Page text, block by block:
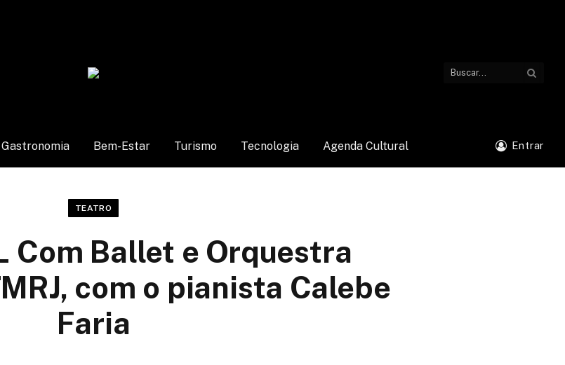
Gastronomia Bem-Estar Turismo Tecnologia Agenda Cultural Entrar
TEATRO
Com Ballet e Orquestra
com o pianista Calebe
Faria